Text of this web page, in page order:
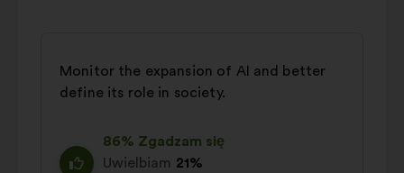
Monitor the expansion of AI and better
define its role in society.
86% Zgadzam się
Uwielbiam 21%